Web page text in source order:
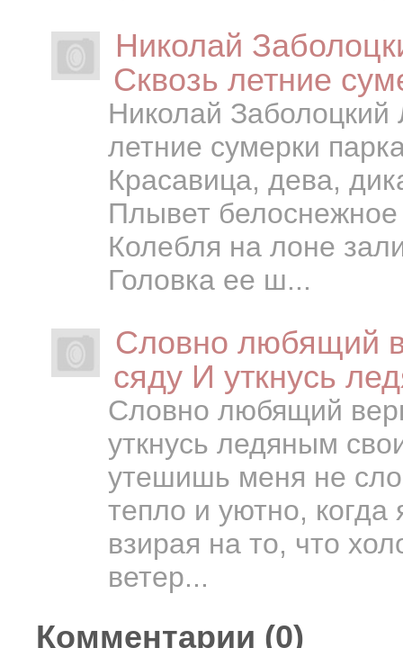
Николай
Сквозь летние
Николай
летние сумерки
Красавица, дева,
Плывет
Колебля на лоне
Головка ее ш...
Словно любящий
сяду И уткнусь
Словно любящий
уткнусь ледяным
утешишь меня не
тепло и уютно,
взирая на то, что
ветер...
Комментарии (0)